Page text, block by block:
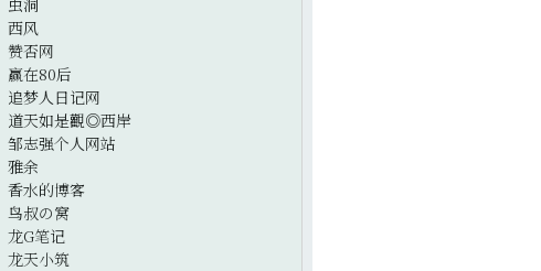
西风
赞否网
赢在80后
追梦人日记网
道天如是觀◎西岸
邹志强个人网站
雅余
香水的博客
鸟叔の窝
龙G笔记
龙天小筑